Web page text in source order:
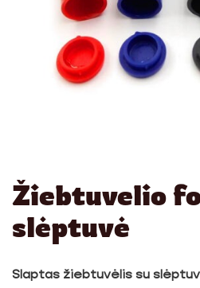
Žiebtuvelio
slėptuvė
Slaptas žiebtuvėlis su